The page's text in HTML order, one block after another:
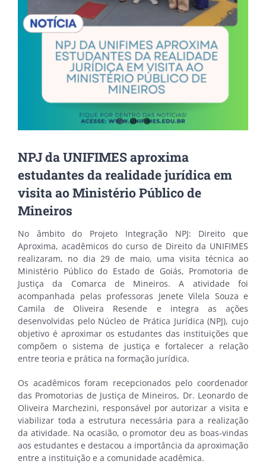
NPJ da UNIFIMES aproxima
estudantes da realidade jurídica em
visita ao Ministério Público de
Mineiros
No âmbito do Projeto Integração NPJ: Direito que
Aproxima, acadêmicos do curso de Direito da UNIFIMES
realizaram, no dia 29 de maio, uma visita técnica ao
Ministério Público do Estado de Goiás, Promotoria de
Justiça da Comarca de Mineiros. A atividade foi
acompanhada pelas professoras Jenete Vilela Souza e
Camila de Oliveira Resende e integra as ações
desenvolvidas pelo Núcleo de Prática Jurídica (NPJ), cujo
objetivo é aproximar os estudantes das instituições que
compõem o sistema de justiça e fortalecer a relação
entre teoria e prática na formação jurídica.
Os acadêmicos foram recepcionados pelo coordenador
das Promotorias de Justiça de Mineiros, Dr. Leonardo de
Oliveira Marchezini, responsável por autorizar a visita e
viabilizar toda a estrutura necessária para a realização
da atividade. Na ocasião, o promotor deu as boas-vindas
aos estudantes e destacou a importância da aproximação
entre a instituição e a comunidade acadêmica.